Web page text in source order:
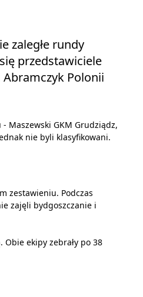
zaległe rundy
przedstawiciele
Polonii
Maszewski GKM Grudziądz,
nie byli klasyfikowani.
zestawieniu. Podczas
zajęli bydgoszczanie i
ekipy zebrały po 38